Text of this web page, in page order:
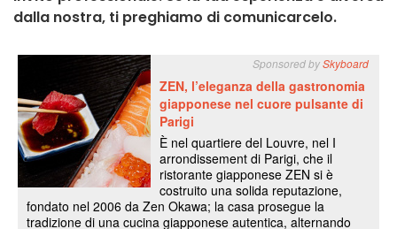
dalla nostra, ti preghiamo di comunicarcelo.